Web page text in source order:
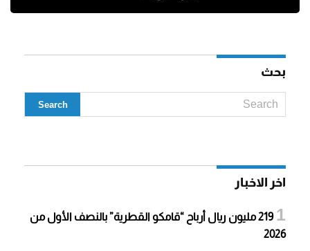
بحث
اخر الاخبار
219 مليون ريال أرباح “قامكو القطرية” بالنصف الأول من
2026